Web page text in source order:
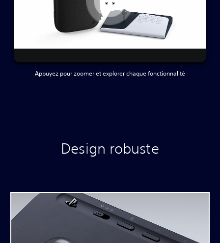
Appuyez pour zoomer et explorer chaque fonctionnalité
Design robuste